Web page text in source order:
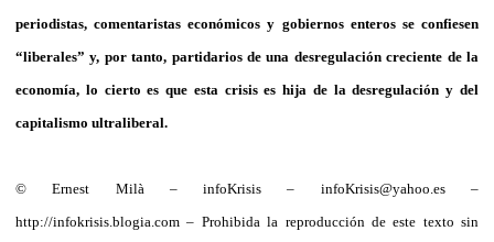
periodistas, comentaristas económicos y gobiernos enteros se confiesen
“liberales” y, por tanto, partidarios de una desregulación creciente de la
economía, lo cierto es que esta crisis es hija de la desregulación y del
capitalismo ultraliberal.
© Ernest Milà – infoKrisis – infoKrisis@yahoo.es –
http://infokrisis.blogia.com – Prohibida la reproducción de este texto sin